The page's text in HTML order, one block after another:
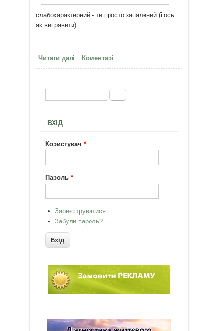
слабохарактерний - ти просто запалений (і ось
як виправити)...
Читати далі про Слабкий кишечник = слабка
воля
Коментарі
Пошукова форма
Пошук
ВХІД
Користувач*
Пароль*
Зареєструватися
Забули пароль?